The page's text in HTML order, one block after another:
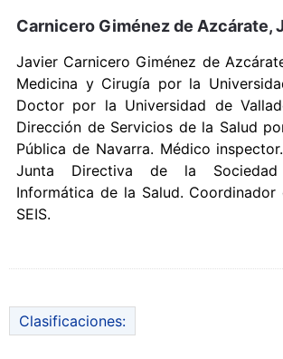
Carnicero Giménez de Azcárate,
Javier Carnicero Giménez de
Medicina y Cirugía por la
Doctor por la Universidad de
Dirección de Servicios de la Salud
Pública de Navarra. Médico
Junta Directiva de la
Informática de la Salud.
SEIS.
Clasificaciones: